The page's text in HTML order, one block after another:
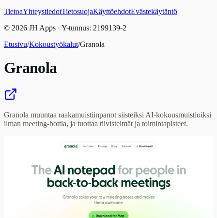
TietoaYhteystiedotTietosuojaKäyttöehdotEvästekäytäntö
© 2026 JH Apps · Y-tunnus: 2199139-2
Etusivu/Kokoustyökalut/Granola
Granola
Granola muuntaa raakamuistiinpanot siisteiksi AI-kokousmuistioiksi
ilman meeting-bottia, ja tuottaa tiivistelmät ja toimintapisteet.